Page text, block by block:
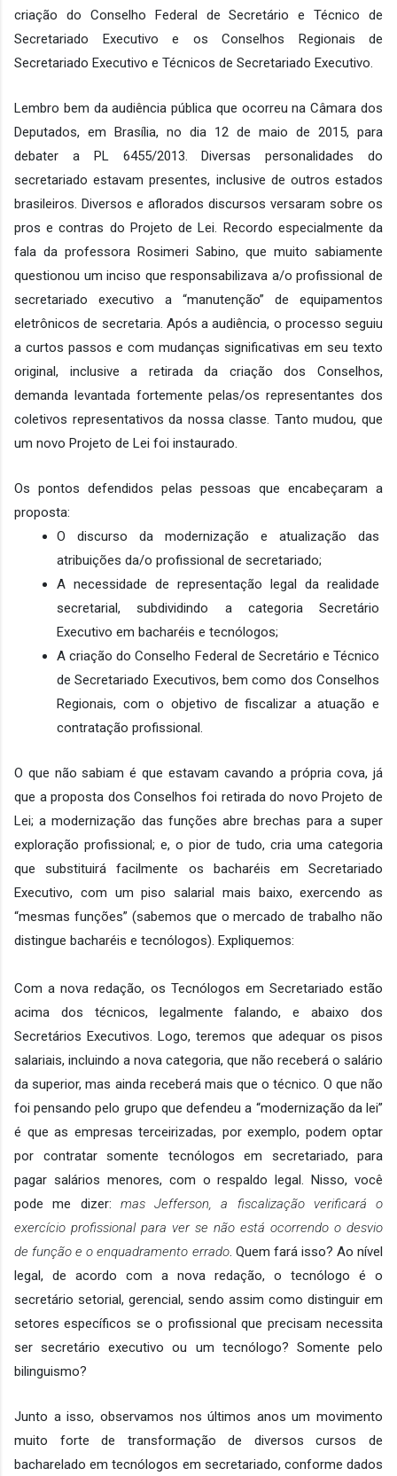
criação do Conselho Federal de Secretário e Técnico de
Secretariado Executivo e os Conselhos Regionais de
Secretariado Executivo e Técnicos de Secretariado Executivo.
Lembro bem da audiência pública que ocorreu na Câmara dos
Deputados, em Brasília, no dia 12 de maio de 2015, para
debater a PL 6455/2013. Diversas personalidades do
secretariado estavam presentes, inclusive de outros estados
brasileiros. Diversos e aflorados discursos versaram sobre os
pros e contras do Projeto de Lei. Recordo especialmente da
fala da professora Rosimeri Sabino, que muito sabiamente
questionou um inciso que responsabilizava a/o profissional de
secretariado executivo a “manutenção” de equipamentos
eletrônicos de secretaria. Após a audiência, o processo seguiu
a curtos passos e com mudanças significativas em seu texto
original, inclusive a retirada da criação dos Conselhos,
demanda levantada fortemente pelas/os representantes dos
coletivos representativos da nossa classe. Tanto mudou, que
um novo Projeto de Lei foi instaurado.
Os pontos defendidos pelas pessoas que encabeçaram a
proposta:
O discurso da modernização e atualização das
atribuições da/o profissional de secretariado;
A necessidade de representação legal da realidade
secretarial, subdividindo a categoria Secretário
Executivo em bacharéis e tecnólogos;
A criação do Conselho Federal de Secretário e Técnico
de Secretariado Executivos, bem como dos Conselhos
Regionais, com o objetivo de fiscalizar a atuação e
contratação profissional.
O que não sabiam é que estavam cavando a própria cova, já
que a proposta dos Conselhos foi retirada do novo Projeto de
Lei; a modernização das funções abre brechas para a super
exploração profissional; e, o pior de tudo, cria uma categoria
que substituirá facilmente os bacharéis em Secretariado
Executivo, com um piso salarial mais baixo, exercendo as
“mesmas funções” (sabemos que o mercado de trabalho não
distingue bacharéis e tecnólogos). Expliquemos:
Com a nova redação, os Tecnólogos em Secretariado estão
acima dos técnicos, legalmente falando, e abaixo dos
Secretários Executivos. Logo, teremos que adequar os pisos
salariais, incluindo a nova categoria, que não receberá o salário
da superior, mas ainda receberá mais que o técnico. O que não
foi pensando pelo grupo que defendeu a “modernização da lei”
é que as empresas terceirizadas, por exemplo, podem optar
por contratar somente tecnólogos em secretariado, para
pagar salários menores, com o respaldo legal. Nisso, você
pode me dizer: mas Jefferson, a fiscalização verificará o
exercício profissional para ver se não está ocorrendo o desvio
de função e o enquadramento errado. Quem fará isso? Ao nível
legal, de acordo com a nova redação, o tecnólogo é o
secretário setorial, gerencial, sendo assim como distinguir em
setores específicos se o profissional que precisam necessita
ser secretário executivo ou um tecnólogo? Somente pelo
bilinguismo?
Junto a isso, observamos nos últimos anos um movimento
muito forte de transformação de diversos cursos de
bacharelado em tecnólogos em secretariado, conforme dados